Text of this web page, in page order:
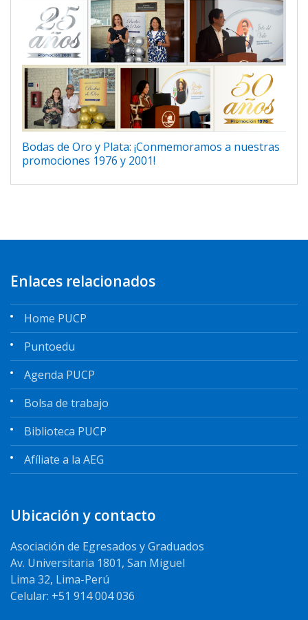
Bodas de Oro y Plata: ¡Conmemoramos a nuestras
promociones 1976 y 2001!
Enlaces relacionados
Home PUCP
Puntoedu
Agenda PUCP
Bolsa de trabajo
Biblioteca PUCP
Afíliate a la AEG
Ubicación y contacto
Asociación de Egresados y Graduados
Av. Universitaria 1801, San Miguel
Lima 32, Lima-Perú
Celular: +51 914 004 036